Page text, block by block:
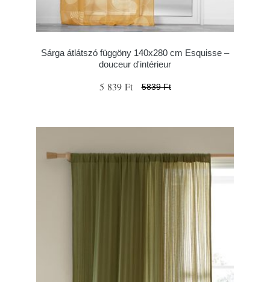
Sárga átlátszó függöny 140x280 cm Esquisse –
douceur d'intérieur
5 839 Ft 5839 Ft